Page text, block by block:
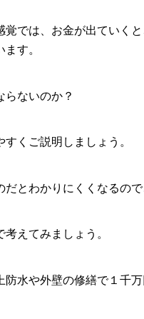
覚では、お金が出ていく
す。
らないのか？
すくご説明しましょう。
だとわかりにくくなるので
えてみましょう。
防水や外壁の修繕で１千万